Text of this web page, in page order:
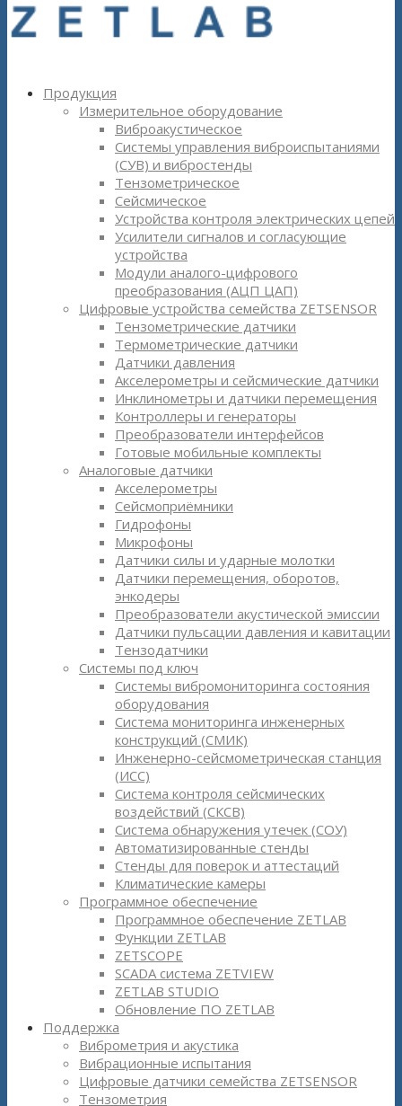
Продукция
Измерительное оборудование
Виброакустическое
Системы управления виброиспытаниями
(СУВ) и вибростенды
Тензометрическое
Сейсмическое
Устройства контроля электрических цепей
Усилители сигналов и согласующие
устройства
Модули аналого-цифрового
преобразования (АЦП ЦАП)
Цифровые устройства семейства ZETSENSOR
Тензометрические датчики
Термометрические датчики
Датчики давления
Акселерометры и сейсмические датчики
Инклинометры и датчики перемещения
Контроллеры и генераторы
Преобразователи интерфейсов
Готовые мобильные комплекты
Аналоговые датчики
Акселерометры
Сейсмоприёмники
Гидрофоны
Микрофоны
Датчики силы и ударные молотки
Датчики перемещения, оборотов,
энкодеры
Преобразователи акустической эмиссии
Датчики пульсации давления и кавитации
Тензодатчики
Системы под ключ
Системы вибромониторинга состояния
оборудования
Система мониторинга инженерных
конструкций (СМИК)
Инженерно-сейсмометрическая станция
(ИСС)
Система контроля сейсмических
воздействий (СКСВ)
Система обнаружения утечек (СОУ)
Автоматизированные стенды
Стенды для поверок и аттестаций
Климатические камеры
Программное обеспечение
Программное обеспечение ZETLAB
Функции ZETLAB
ZETSCOPE
SCADA система ZETVIEW
ZETLAB STUDIO
Обновление ПО ZETLAB
Поддержка
Виброметрия и акустика
Вибрационные испытания
Цифровые датчики семейства ZETSENSOR
Тензометрия